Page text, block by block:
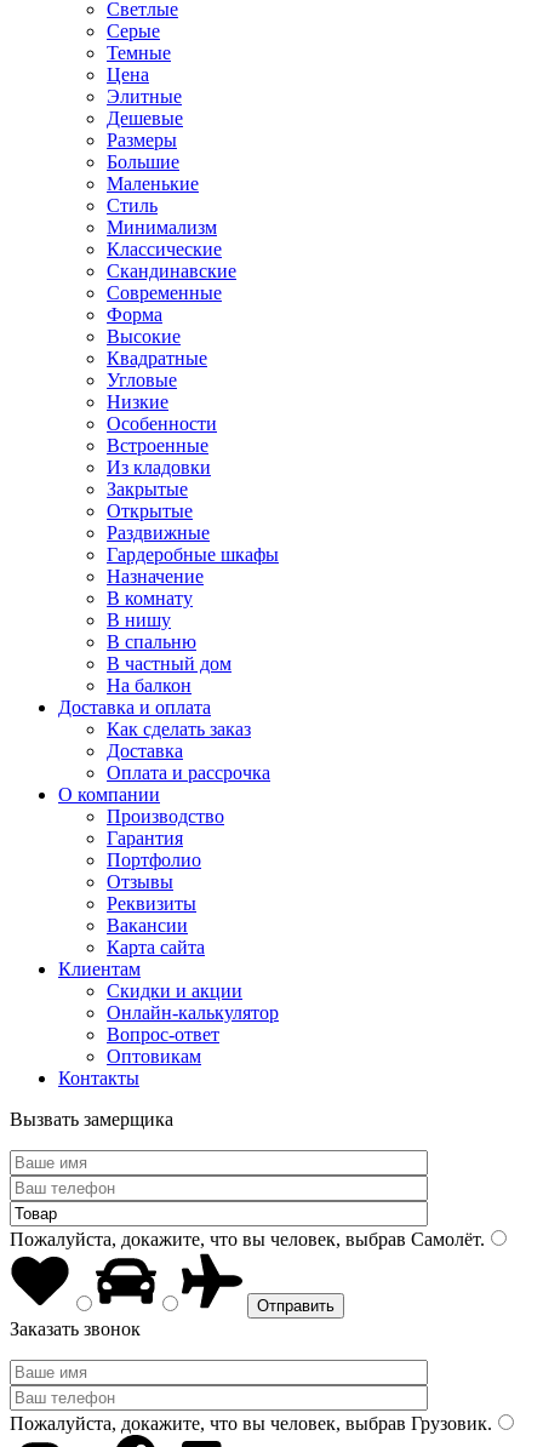
Светлые
Серые
Темные
Цена
Элитные
Дешевые
Размеры
Большие
Маленькие
Стиль
Минимализм
Классические
Скандинавские
Современные
Форма
Высокие
Квадратные
Угловые
Низкие
Особенности
Встроенные
Из кладовки
Закрытые
Открытые
Раздвижные
Гардеробные шкафы
Назначение
В комнату
В нишу
В спальню
В частный дом
На балкон
Доставка и оплата
Как сделать заказ
Доставка
Оплата и рассрочка
О компании
Производство
Гарантия
Портфолио
Отзывы
Реквизиты
Вакансии
Карта сайта
Клиентам
Скидки и акции
Онлайн-калькулятор
Вопрос-ответ
Оптовикам
Контакты
Вызвать замерщика
Пожалуйста, докажите, что вы человек, выбрав Самолёт.
Заказать звонок
Пожалуйста, докажите, что вы человек, выбрав Грузовик.